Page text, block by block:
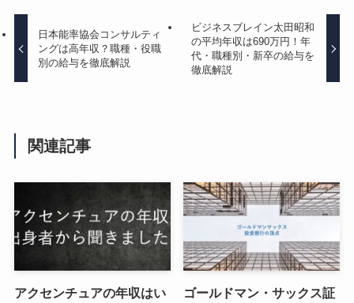
日本能率協会コンサルティ
ングは高年収？職種・役職
別の給与を徹底解説
ビジネスブレイン太田昭和
の平均年収は690万円！年
代・職種別・新卒の給与を
徹底解説
関連記事
アクセンチュアの年収はい
ゴールドマン・サックス証